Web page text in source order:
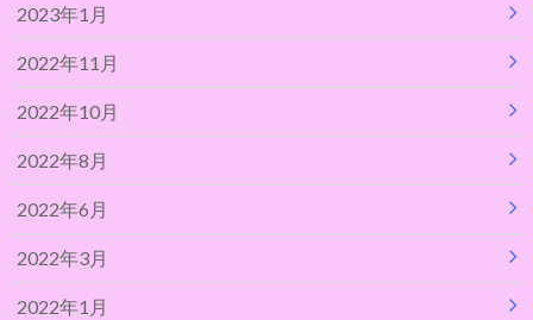
2023年1月
2022年11月
2022年10月
2022年8月
2022年6月
2022年3月
2022年1月